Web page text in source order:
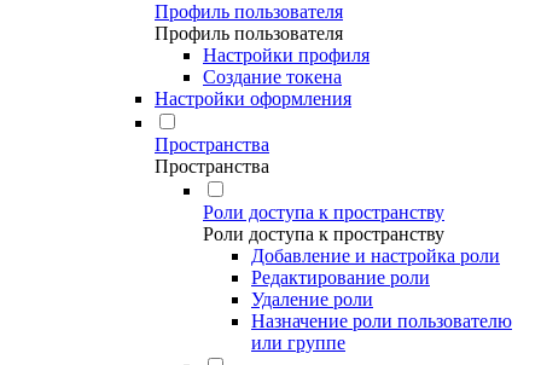
Профиль пользователя
Профиль пользователя
Настройки профиля
Создание токена
Настройки оформления
Пространства
Пространства
Роли доступа к пространству
Роли доступа к пространству
Добавление и настройка роли
Редактирование роли
Удаление роли
Назначение роли пользователю
или группе